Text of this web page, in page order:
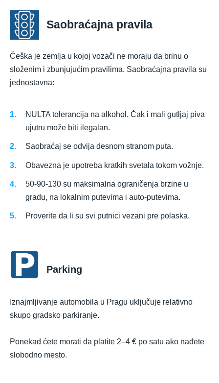
Saobraćajna pravila
Češka je zemlja u kojoj vozači ne moraju da brinu o
složenim i zbunjujućim pravilima. Saobraćajna pravila su
jednostavna:
NULTA tolerancija na alkohol. Čak i mali gutljaj piva
ujutru može biti ilegalan.
Saobraćaj se odvija desnom stranom puta.
Obavezna je upotreba kratkih svetala tokom vožnje.
50-90-130 su maksimalna ograničenja brzine u
gradu, na lokalnim putevima i auto-putevima.
Proverite da li su svi putnici vezani pre polaska.
Parking
Iznajmljivanje automobila u Pragu uključuje relativno
skupo gradsko parkiranje.
Ponekad ćete morati da platite 2–4 € po satu ako nađete
slobodno mesto.